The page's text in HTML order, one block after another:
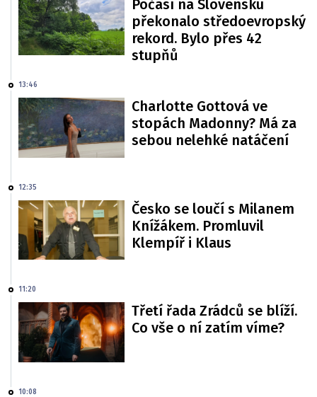
Počasí na Slovensku
překonalo středoevropský
rekord. Bylo přes 42
stupňů
13:46
Charlotte Gottová ve
stopách Madonny? Má za
sebou nelehké natáčení
12:35
Česko se loučí s Milanem
Knížákem. Promluvil
Klempíř i Klaus
11:20
Třetí řada Zrádců se blíží.
Co vše o ní zatím víme?
10:08